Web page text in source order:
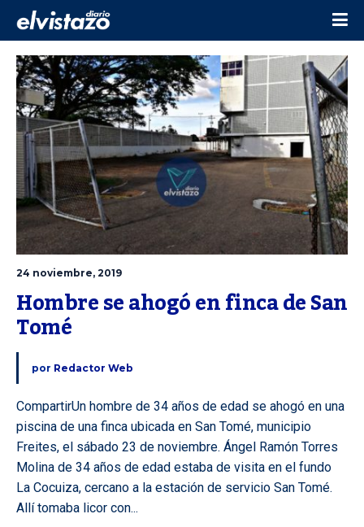
24 noviembre, 2019
Hombre se ahogó en finca de San
Tomé
por Redactor Web
CompartirUn hombre de 34 años de edad se ahogó en una
piscina de una finca ubicada en San Tomé, municipio
Freites, el sábado 23 de noviembre. Ángel Ramón Torres
Molina de 34 años de edad estaba de visita en el fundo
La Cocuiza, cercano a la estación de servicio San Tomé.
Allí tomaba licor con...